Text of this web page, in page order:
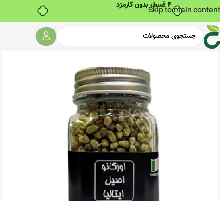
۴ قسط، بدون کارمزد
Skip to main content